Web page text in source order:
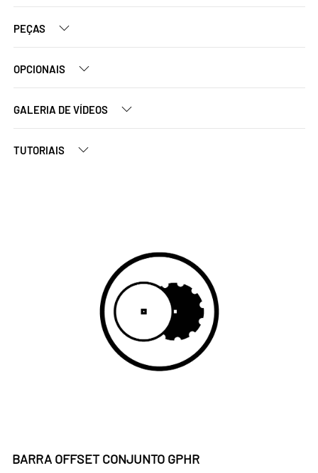
PEÇAS
OPCIONAIS
GALERIA DE VÍDEOS
TUTORIAIS
BARRA OFFSET CONJUNTO GPHR